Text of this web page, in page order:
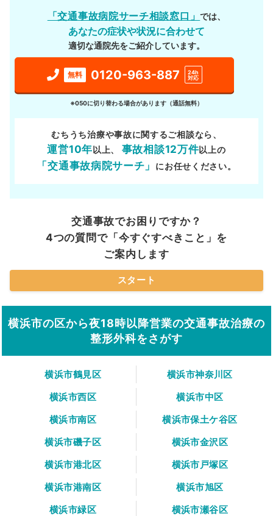
「交通事故病院サーチ相談窓口」では、
あなたの症状や状況に合わせて
適切な通院先をご紹介しています。
無料 0120-963-887
24h
対応
※050に切り替わる場合があります（通話無料）
むちうち治療や事故に関するご相談なら、
運営10年以上、 事故相談12万件以上の
「交通事故病院サーチ」 にお任せください。
交通事故でお困りですか？
4つの質問で「今すぐすべきこと」を
ご案内します
スタート
横浜市の区から夜18時以降営業の交通事故治療の
整形外科をさがす
横浜市鶴見区
横浜市神奈川区
横浜市西区
横浜市中区
横浜市南区
横浜市保土ケ谷区
横浜市磯子区
横浜市金沢区
横浜市港北区
横浜市戸塚区
横浜市港南区
横浜市旭区
横浜市緑区
横浜市瀬谷区